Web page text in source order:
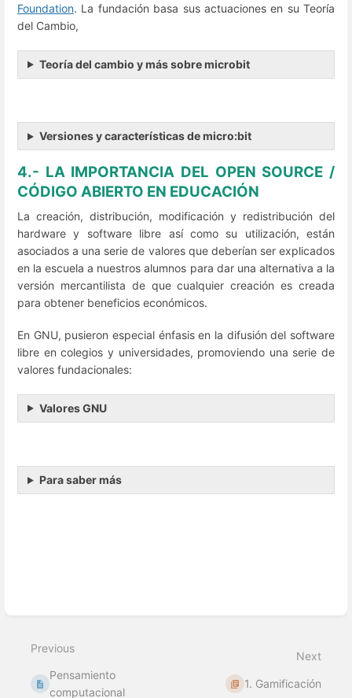
Foundation. La fundación basa sus actuaciones en su Teoría
del Cambio,
Teoría del cambio y más sobre microbit
Versiones y características de micro:bit
4.- LA IMPORTANCIA DEL OPEN SOURCE /
CÓDIGO ABIERTO EN EDUCACIÓN
La creación, distribución, modificación y redistribución del
hardware y software libre así como su utilización, están
asociados a una serie de valores que deberían ser explicados
en la escuela a nuestros alumnos para dar una alternativa a la
versión mercantilista de que cualquier creación es creada
para obtener beneficios económicos.
En GNU, pusieron especial énfasis en la difusión del software
libre en colegios y universidades, promoviendo una serie de
valores fundacionales:
Valores GNU
Para saber más
mode
Previous
Pensamiento
computacional
Next
1. Gamificación